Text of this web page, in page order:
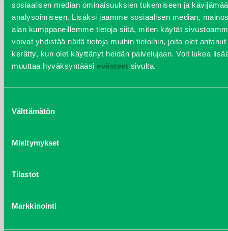
sosiaalisen median ominaisuuksien tukemiseen ja
analysoimiseen. Lisäksi jaamme sosiaalisen median,
alan kumppaneillemme tietoja siitä, miten käytät
voivat yhdistää näitä tietoja muihin tietoihin, joita olet
kerätty, kun olet käyttänyt heidän palvelujaan. Voit lukea
muuttaa hyväksyntääsi evästeet sivulta.
valinta
Välttämätön
Mieltymykset
Tilastot
Markkinointi
huhtikuu 2019
helmikuu 2019
elokuu 2018
tammikuu 2018
joulukuu 2017
heinäkuu 2017